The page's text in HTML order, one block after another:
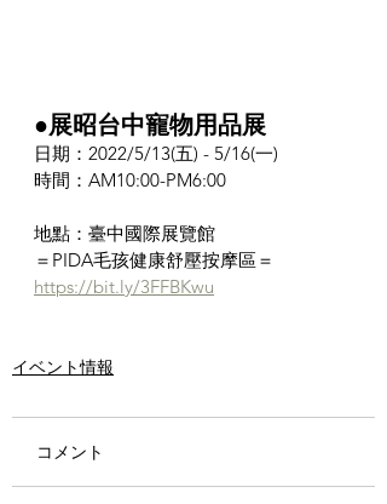
●展昭台中寵物用品展
日期：2022/5/13(五) - 5/16(一)
時間：AM10:00-PM6:00
地點：臺中國際展覽館
＝PIDA毛孩健康舒壓按摩區＝
https://bit.ly/3FFBKwu
イベント情報
コメント